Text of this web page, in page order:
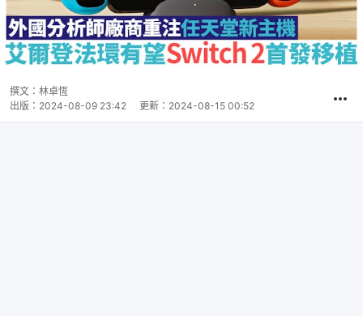
撰文： 林卓恆
出版： 2024-08-09 23:42 更新： 2024-08-15 00:52